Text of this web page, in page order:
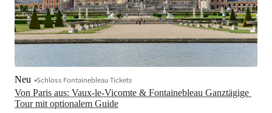
Von Paris aus: Vaux-le-Vicomte & Fontainebleau Ganztägige
Tour mit optionalem Guide
Neu Schloss Fontainebleau Tickets